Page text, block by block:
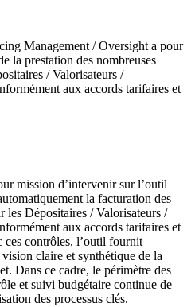
Management / Oversight a pour
la prestation des nombreuses
/ Valorisateurs /
aux accords tarifaires et
mission d’intervenir sur l’outil
la facturation des
les Dépositaires / Valorisateurs /
aux accords tarifaires et
contrôles, l’outil fournit
claire et synthétique de la
Dans ce cadre, le périmètre des
et suivi budgétaire continue de
des processus clés.